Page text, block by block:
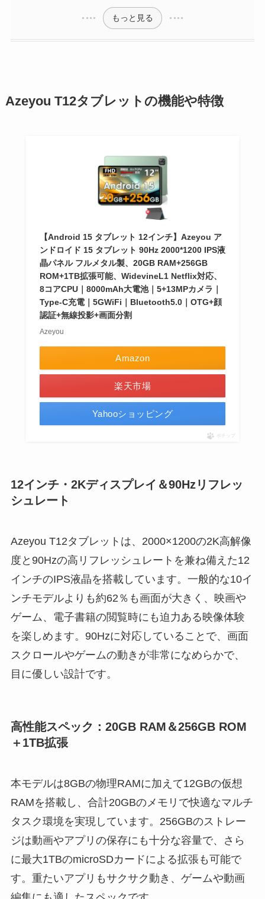
もっと見る
Azeyou T12タブレットの機能や特徴
【Android 15 タブレット 12インチ】Azeyou ア
ンドロイド 15 タブレット 90Hz 2000*1200 IPS液
晶パネル フルメタル製、20GB RAM+256GB
ROM+1TB拡張可能、WidevineL1 Netflix対応、
8コアCPU｜8000mAh大電池｜5+13MPカメラ｜
Type-C充電｜5GWiFi｜Bluetooth5.0｜OTG+顔
認証+無線投影+画面分割
Azeyou
Amazon
楽天市場
Yahooショッピング
ポチップ
12インチ・2Kディスプレイ＆90Hzリフレッ
シュレート
Azeyou T12タブレットは、2000×1200の2K高解像
度と90Hzの高リフレッシュレートを兼ね備えた12
インチのIPS液晶を搭載しています。一般的な10イ
ンチモデルよりも約62％も画面が大きく、映画や
ゲーム、電子書籍の閲覧時にも迫力ある映像体験
を楽しめます。90Hzに対応していることで、画面
スクロールやゲームの動きが非常になめらかで、
目に優しい設計です。
高性能スペック：20GB RAM＆256GB ROM
＋1TB拡張
本モデルは8GBの物理RAMに加えて12GBの仮想
RAMを搭載し、合計20GBのメモリで快適なマルチ
タスク環境を実現しています。256GBのストレー
ジは動画やアプリの保存にも十分な容量で、さら
に最大1TBのmicroSDカードによる拡張も可能で
す。重たいアプリもサクサク動き、ゲームや動画